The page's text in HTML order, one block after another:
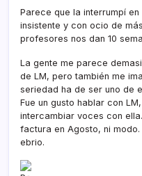
Parece que la interrumpí­
insistente y con ocio de
profesores nos dan 10
La gente me parece
de LM, pero también me
seriedad ha de ser uno de
Fue un gusto hablar con
intercambiar voces con
factura en Agosto, ni
ebrio.